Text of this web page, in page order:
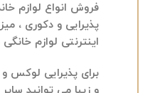
فروش انواع لوازم
پذیرایی و دکوری ،
اینترنتی لوازم
برای پذیرایی لوکس